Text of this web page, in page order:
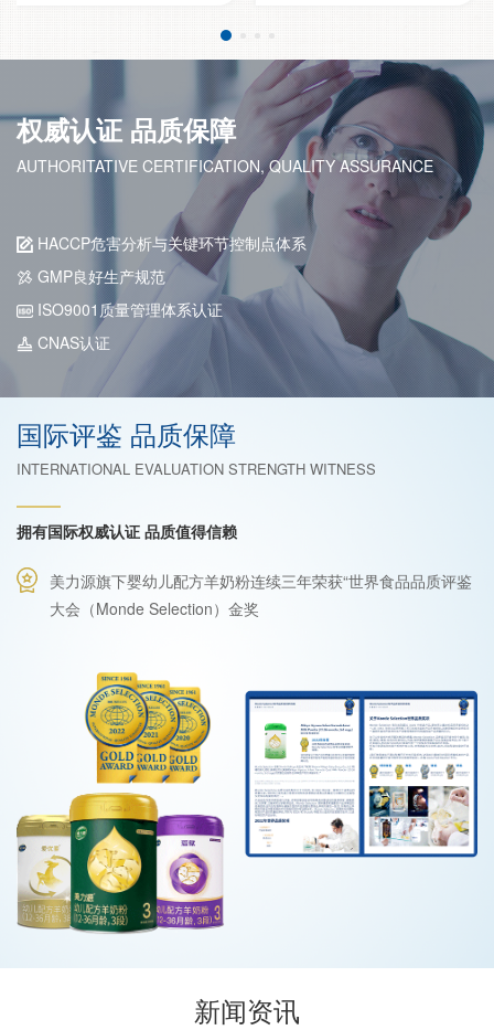
权威认证 品质保障
AUTHORITATIVE CERTIFICATION, QUALITY ASSURANCE
HACCP危害分析与关键环节控制点体系
GMP良好生产规范
ISO9001质量管理体系认证
CNAS认证
国际评鉴 品质保障
INTERNATIONAL EVALUATION STRENGTH WITNESS
拥有国际权威认证 品质值得信赖
美力源旗下婴幼儿配方羊奶粉连续三年荣获“世界食品品质评鉴
大会（Monde Selection）金奖
新闻资讯